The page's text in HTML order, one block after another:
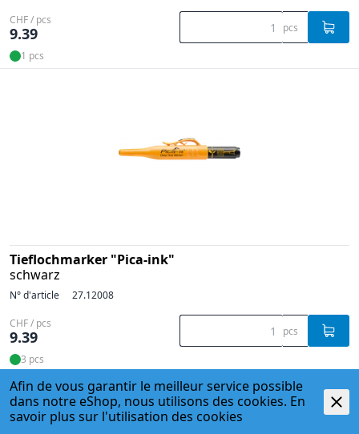
CHF / pcs
9.39 pcs
1 pcs
Tieflochmarker "Pica-ink"
schwarz
N° d'article 27.12008
CHF / pcs
9.39 pcs
3 pcs
Afin de vous garantir le meilleur service possible
dans notre eShop, nous utilisons des cookies. En
savoir plus sur l'utilisation des cookies